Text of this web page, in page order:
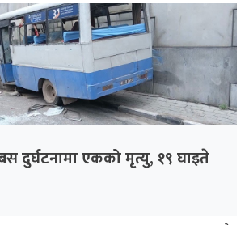
बस दुर्घटनामा एकको मृत्यु, १९ घाइते